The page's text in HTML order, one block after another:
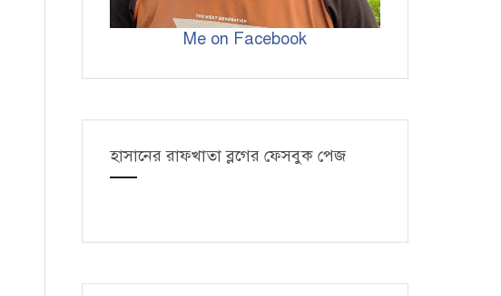
Me on Facebook
হাসানের রাফখাতা ব্লগের ফেসবুক পেজ